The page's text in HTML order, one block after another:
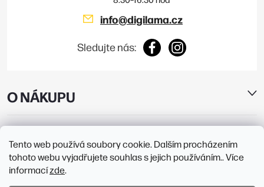
Tento web používá soubory cookie. Dalším procházením
tohoto webu vyjadřujete souhlas s jejich používáním.. Více
informacízde.
O NÁKUPU
PRODEJNY
info@digilama.cz
Sledujte nás: